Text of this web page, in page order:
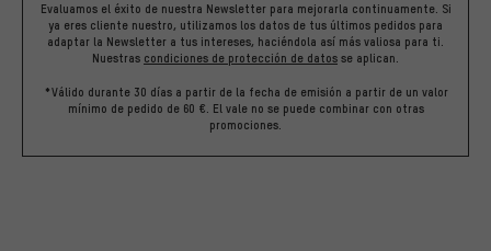
Evaluamos el éxito de nuestra Newsletter para mejorarla continuamente. Si
ya eres cliente nuestro, utilizamos los datos de tus últimos pedidos para
adaptar la Newsletter a tus intereses, haciéndola así más valiosa para ti.
Nuestras condiciones de protección de datos se aplican.
*Válido durante 30 días a partir de la fecha de emisión a partir de un valor
mínimo de pedido de 60 €. El vale no se puede combinar con otras
promociones.